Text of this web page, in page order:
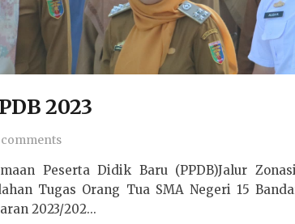
2023
comments
Peserta Didik Baru (PPDB)Jalur
Tugas Orang Tua SMA Negeri 15
2023/202...